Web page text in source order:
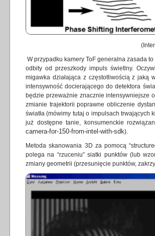
W przypadku kamery ToF generalna zasada
odbity od przeszkody impuls świetlny.
migawka działająca z częstotliwością z jaką
intensywność docierającego do detektora
będzie przeważnie znacznie intensywniejsze
zmianie trajektorii poprawne obliczenie
światła (mówimy tutaj o impulsach
już dostępne tanie, konsumenckie
camera-for-150-from-intel-with-sdk).
Metoda skanowania 3D za pomocą
polega na “rzuceniu” siatki punktów (lub
zmiany geometrii (przesunięcie punktów,